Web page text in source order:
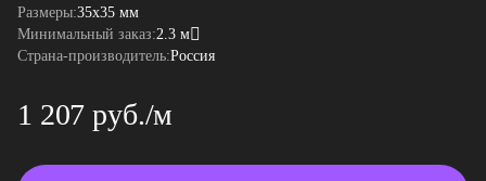
Размеры:35x35 мм
Минимальный заказ:2.3 м
Страна-производитель:Россия
1 207 руб./м